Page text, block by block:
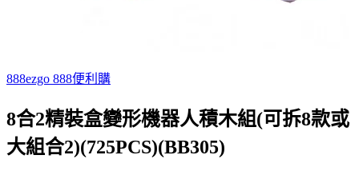
888ezgo 888便利購
8合2精裝盒變形機器人積木組(可拆8款或
大組合2)(725PCS)(BB305)